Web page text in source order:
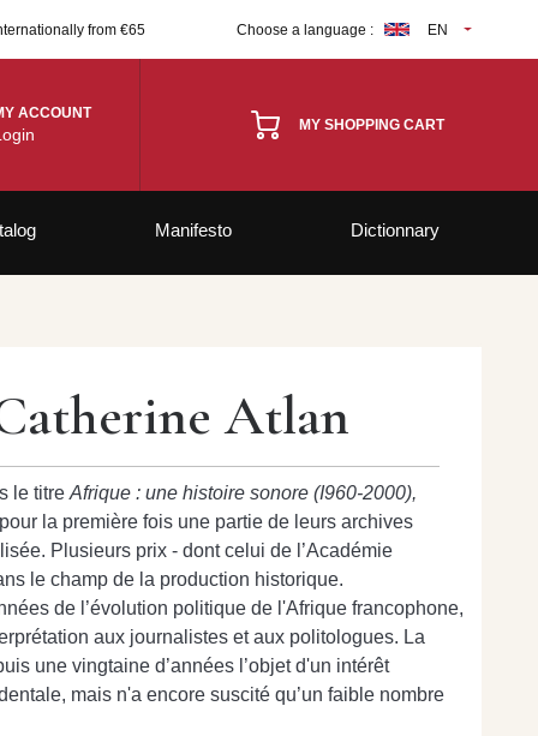
from €65 Choose a language : EN
ACCOUNT
MY SHOPPING CART
Manifesto Dictionnary
Atlan
le titre Afrique : une histoire sonore (I960-2000),
la première fois une partie de leurs archives
Plusieurs prix - dont celui de l’Académie
le champ de la production historique.
de l’évolution politique de l'Afrique francophone,
aux journalistes et aux politologues. La
une vingtaine d’années l’objet d'un intérêt
mais n'a encore suscité qu’un faible nombre